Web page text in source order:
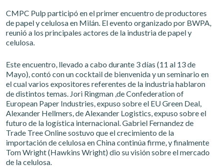
CMPC Pulp participó en el primer encuentro de productores
de papel y celulosa en Milán. El evento organizado por BWPA,
reunió a los principales actores de la industria de papel y
celulosa.
Este encuentro, llevado a cabo durante 3 días (11 al 13 de
Mayo), contó con un cocktail de bienvenida y un seminario en
el cual varios expositores referentes de la industria hablaron
de distintos temas. Jori Ringman ,de Confederation of
European Paper Industries, expuso sobre el EU Green Deal,
Alexander Hellmers, de Alexander Logistics, expuso sobre el
futuro de la logística internacional. Gabriel Fernandez de
Trade Tree Online sostuvo que el crecimiento de la
importación de celulosa en China continúa firme, y finalmente
Tom Wright (Hawkins Wright) dio su visión sobre el mercado
de la celulosa.